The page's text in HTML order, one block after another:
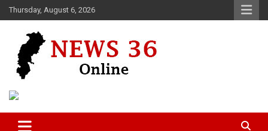
Skip
to
Thursday, August 6, 2026
News 36